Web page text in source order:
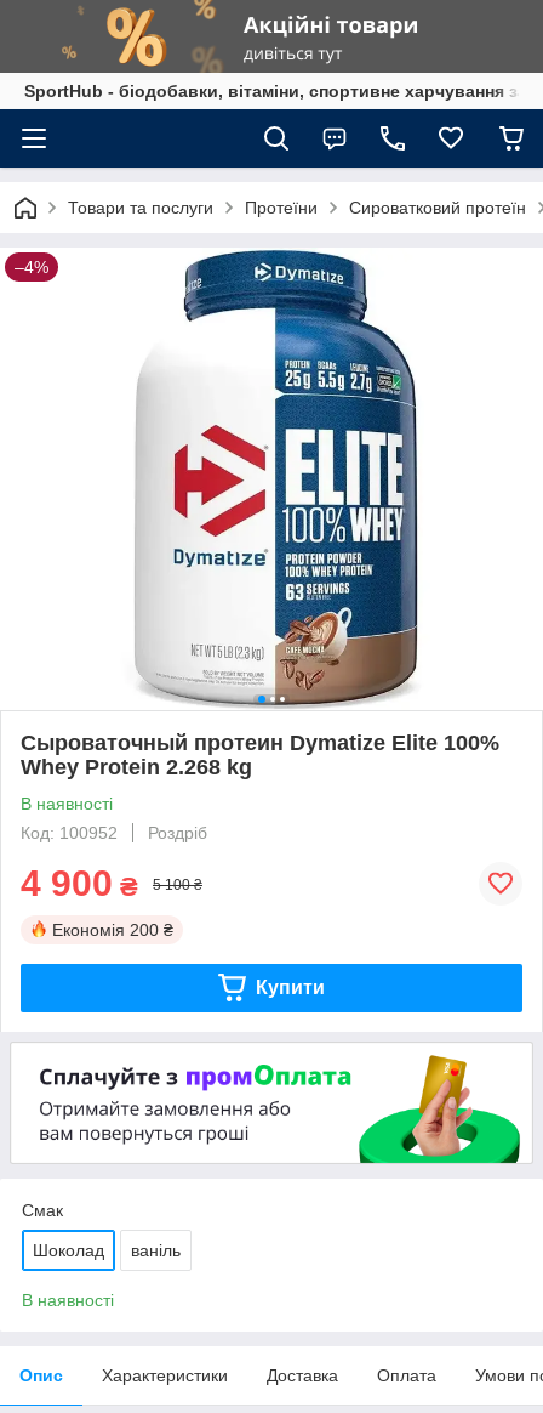
SportHub - біодобавки, вітаміни, спортивне харчування за
Товари та послуги Протеїни Сироватковий протеїн
–4%
Сыроваточный протеин Dymatize Elite 100%
Whey Protein 2.268 kg
В наявності
Код: 100952
Роздріб
4 900 ₴ 5 100 ₴
Економія 200 ₴
Купити
Смак
Шоколад ваніль
В наявності
Опис Характеристики Доставка Оплата Умови